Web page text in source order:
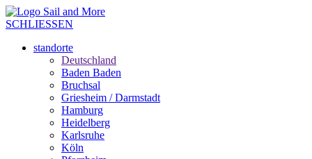
SCHLIESSEN
standorte
Deutschland
Baden Baden
Bruchsal
Griesheim / Darmstadt
Hamburg
Heidelberg
Karlsruhe
Köln